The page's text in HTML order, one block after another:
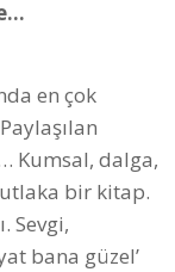
en çok
Kumsal, dalga,
bir kitap.
Sevgi,
bana güzel’